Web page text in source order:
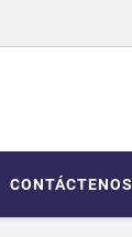
CONTÁCTENOS